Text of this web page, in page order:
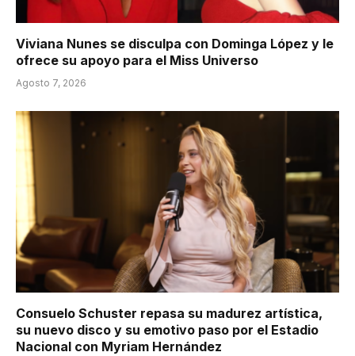
Viviana Nunes se disculpa con Dominga López y le
ofrece su apoyo para el Miss Universo
Agosto 7, 2026
Consuelo Schuster repasa su madurez artística,
su nuevo disco y su emotivo paso por el Estadio
Nacional con Myriam Hernández